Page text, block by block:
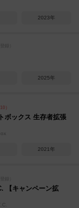
2023年
2025年
ボックス 生存者拡張
2021年
【キャンペーン拡